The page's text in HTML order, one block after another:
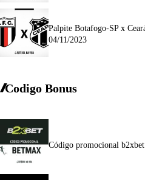
Palpite Botafogo-SP x
04/11/2023
Codigo Bonus
Código promocional b2xbet